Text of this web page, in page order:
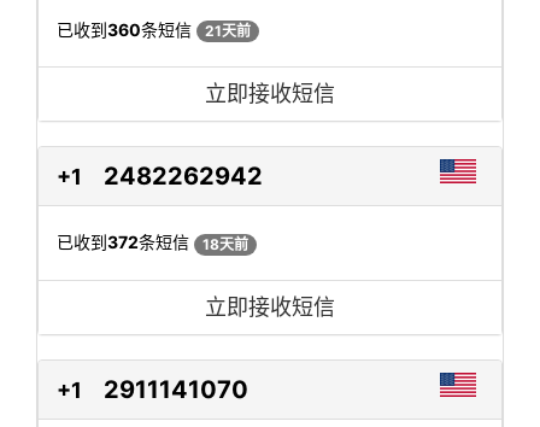
已收到360条短信 21天前
立即接收短信
+1 2482262942
已收到372条短信 18天前
立即接收短信
+1 2911141070